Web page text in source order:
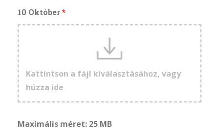
10 Október
Kattintson a fájl kiválasztásához, vagy
húzza ide
Maximális méret: 25 MB